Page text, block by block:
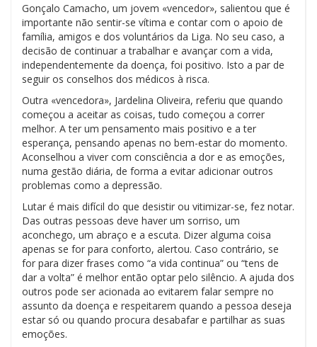
Gonçalo Camacho, um jovem «vencedor», salientou que é
importante não sentir-se vítima e contar com o apoio de
família, amigos e dos voluntários da Liga. No seu caso, a
decisão de continuar a trabalhar e avançar com a vida,
independentemente da doença, foi positivo. Isto a par de
seguir os conselhos dos médicos à risca.
Outra «vencedora», Jardelina Oliveira, referiu que quando
começou a aceitar as coisas, tudo começou a correr
melhor. A ter um pensamento mais positivo e a ter
esperança, pensando apenas no bem-estar do momento.
Aconselhou a viver com consciência a dor e as emoções,
numa gestão diária, de forma a evitar adicionar outros
problemas como a depressão.
Lutar é mais difícil do que desistir ou vitimizar-se, fez notar.
Das outras pessoas deve haver um sorriso, um
aconchego, um abraço e a escuta. Dizer alguma coisa
apenas se for para conforto, alertou. Caso contrário, se
for para dizer frases como “a vida continua” ou “tens de
dar a volta” é melhor então optar pelo silêncio. A ajuda dos
outros pode ser acionada ao evitarem falar sempre no
assunto da doença e respeitarem quando a pessoa deseja
estar só ou quando procura desabafar e partilhar as suas
emoções.